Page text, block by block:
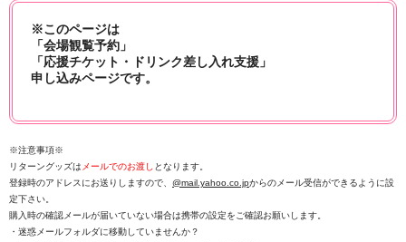
※このページは
「会場観覧予約」
「応援チケット・ドリンク差し入れ支援」
申し込みページです。
※注意事項※
リターングッズは メールでのお渡し となります。
登録時のアドレスにお送りしますので、 @mail.yahoo.co.jpからのメール受信ができるように設
定下さい。
購入時の確認メールが届いていない場合は携帯の設定をご確認お願いします。
・迷惑メールフォルダに移動していませんか？